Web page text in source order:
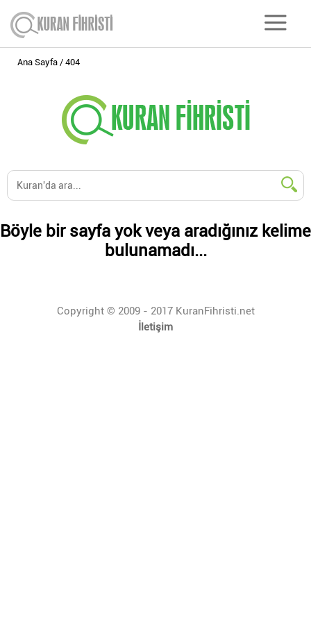
Ana Sayfa 404
Böyle bir sayfa yok veya aradığınız kelime
bulunamadı...
Copyright © 2009 - 2017 KuranFihristi.net
İletişim